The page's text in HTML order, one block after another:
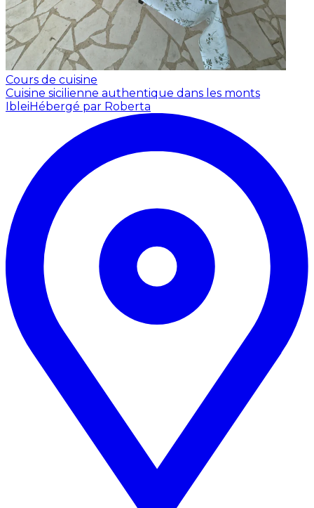
Cours de cuisine
Cuisine sicilienne authentique dans les monts
Iblei Hébergé par Roberta